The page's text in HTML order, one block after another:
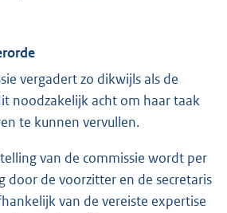
vergadert zo dikwijls als de
noodzakelijk acht om haar taak
te kunnen vervullen.
van de commissie wordt per
door de voorzitter en de secretaris
van de vereiste expertise